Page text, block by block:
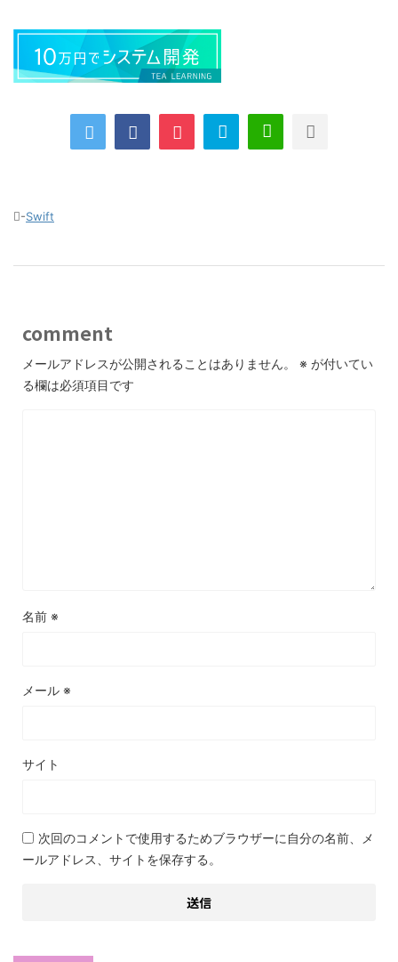
-Swift
comment
メールアドレスが公開されることはありません。 ※ が付いてい
る欄は必須項目です
名前 ※
メール ※
サイト
次回のコメントで使用するためブラウザーに自分の名前、メ
ールアドレス、サイトを保存する。